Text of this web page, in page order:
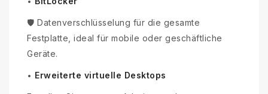
🛡️ Datenverschlüsselung für die gesamte
Festplatte, ideal für mobile oder geschäftliche
Geräte.
• Erweiterte virtuelle Desktops